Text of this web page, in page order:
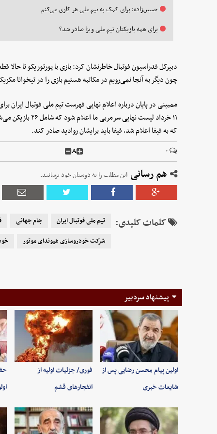
حسین‌زاده: برای کمک به تیم ملی هر کاری می‌کنم
برای همه بازیکنان تیم ملی ویزا صادر شد؟
دبیرکل فدراسیون فوتبال خاطرنشان کرد: بازی با پورتوریکو تا حالا
چون دیگر به آنجا نمی‌رویم در مکاتبه هستیم بازی را در تیخوانا
ممبینی در پایان درباره اعلام نهایی فهرست تیم ملی فوتبال
۱۱ خرداد لیست
که به فیفا اعلام شد، فیفا باید برایشان روادید صادر کند.
۰ A
هم رسانی این مطلب را به دوستان خود برسانید.
کلمات کلیدی: تیم ملی فوتبال ایران جام جهانی
شرکت خودروسازی هیوندای موتور
پیشنهاد سردبیر
اولین پیام محسن رضایی پس از
شایعات خبری
فوری/ جزئیات اولیه از
انفجارهای قشم